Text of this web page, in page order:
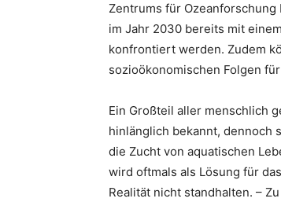
Zentrums für
im Jahr 2030 bereits mit
konfrontiert werden. Zudem
sozioökonomischen Folgen
Ein Großteil aller menschlich
hinlänglich bekannt, dennoch
die Zucht von aquatischen
wird oftmals als Lösung für
Realität nicht standhalten. –